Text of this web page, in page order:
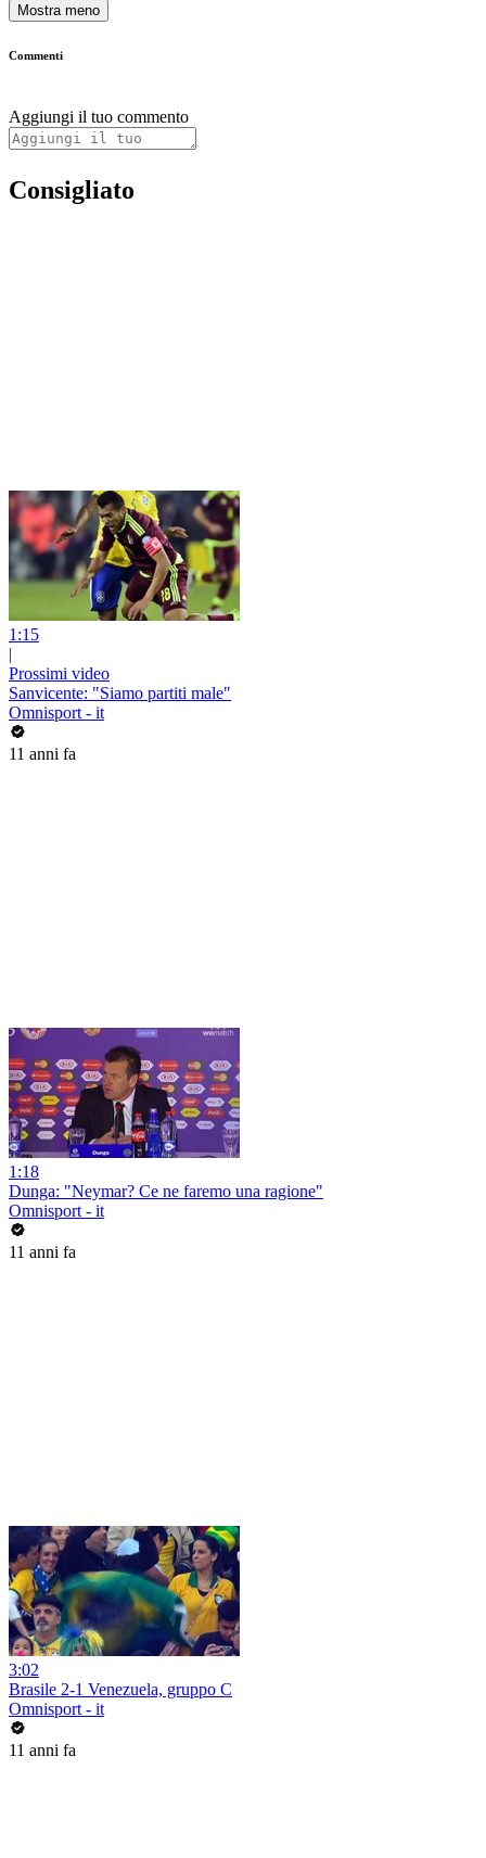
Mostra meno
Commenti
Aggiungi il tuo commento
Consigliato
1:15
|
Prossimi video
Sanvicente: "Siamo partiti male"
Omnisport - it
11 anni fa
1:18
Dunga: "Neymar? Ce ne faremo una ragione"
Omnisport - it
11 anni fa
3:02
Brasile 2-1 Venezuela, gruppo C
Omnisport - it
11 anni fa